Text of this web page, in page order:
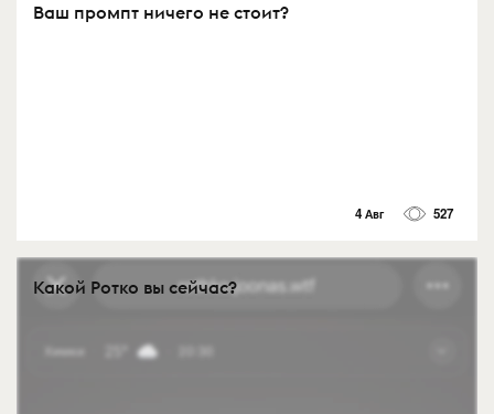
Ваш промпт ничего не стоит?
4 Авг 527
Какой Ротко вы сейчас?